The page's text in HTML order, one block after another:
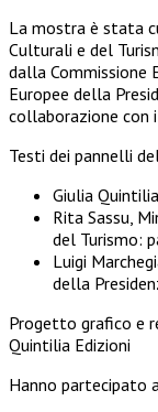
La mostra è stata
Culturali e del
dalla Commissione
Europee della
collaborazione con
Testi dei pannelli
Giulia
Rita Sassu,
del Turismo:
Luigi
della
Progetto grafico e
Quintilia Edizioni
Hanno partecipato